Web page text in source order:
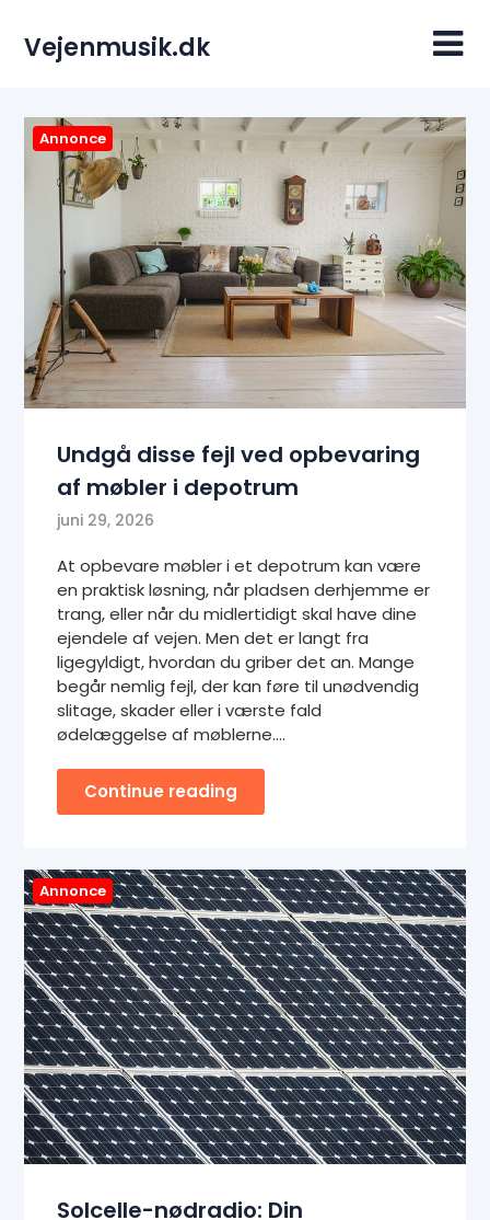
content
Vejenmusik.dk
Annonce
Undgå disse fejl ved opbevaring
af møbler i depotrum
juni 29, 2026
At opbevare møbler i et depotrum kan være
en praktisk løsning, når pladsen derhjemme er
trang, eller når du midlertidigt skal have dine
ejendele af vejen. Men det er langt fra
ligegyldigt, hvordan du griber det an. Mange
begår nemlig fejl, der kan føre til unødvendig
slitage, skader eller i værste fald
ødelæggelse af møblerne….
Continue reading
Annonce
Solcelle-nødradio: Din